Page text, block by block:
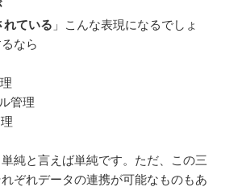
ている 」こんな表現になるでしょ
なら
管理
純と言えば単純です。ただ、この三
ぞれデータの連携が可能なものもあ